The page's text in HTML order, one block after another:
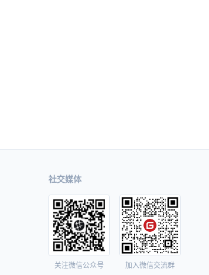
社交媒体
关注微信公众号 加入微信交流群